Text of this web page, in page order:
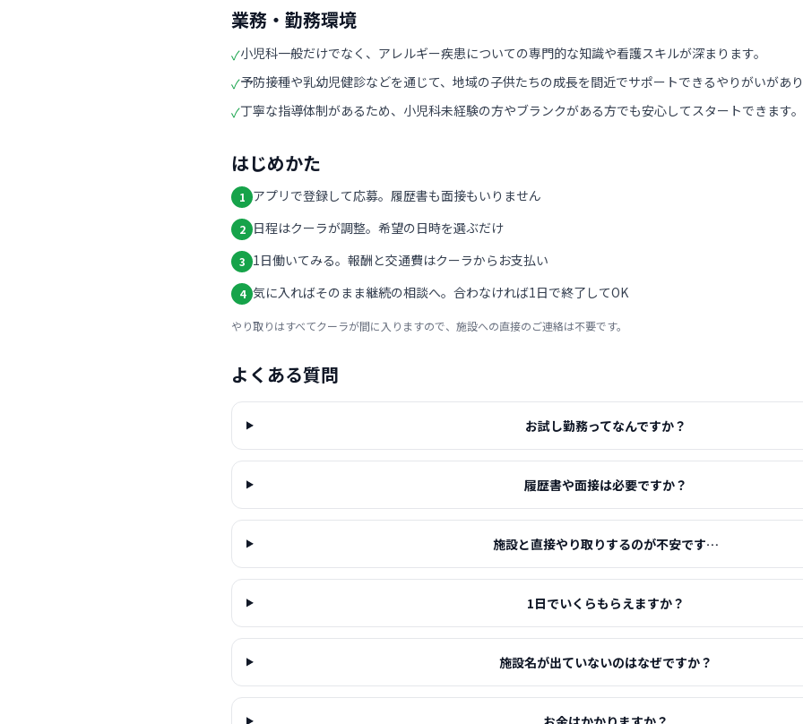
業務・勤務環境
✓小児科一般だけでなく、アレルギー疾患についての専門的な知識や看護スキルが深まります。
✓予防接種や乳幼児健診などを通じて、地域の子供たちの成長を間近でサポートできるやりがいがあり
✓丁寧な指導体制があるため、小児科未経験の方やブランクがある方でも安心してスタートできます。
はじめかた
1 アプリで登録して応募。履歴書も面接もいりません
2 日程はクーラが調整。希望の日時を選ぶだけ
3 1日働いてみる。報酬と交通費はクーラからお支払い
4 気に入ればそのまま継続の相談へ。合わなければ1日で終了してOK
やり取りはすべてクーラが間に入りますので、施設への直接のご連絡は不要です。
よくある質問
お試し勤務ってなんですか？
履歴書や面接は必要ですか？
施設と直接やり取りするのが不安です…
1日でいくらもらえますか？
施設名が出ていないのはなぜですか？